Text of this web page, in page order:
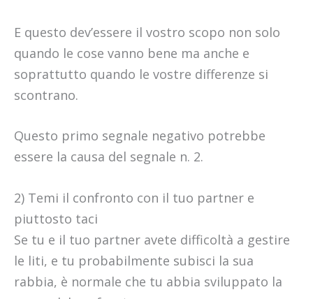
E questo dev’essere il vostro scopo non solo
quando le cose vanno bene ma anche e
soprattutto quando le vostre differenze si
scontrano.
Questo primo segnale negativo potrebbe
essere la causa del segnale n. 2.
2) Temi il confronto con il tuo partner e
piuttosto taci
Se tu e il tuo partner avete difficoltà a gestire
le liti, e tu probabilmente subisci la sua
rabbia, è normale che tu abbia sviluppato la